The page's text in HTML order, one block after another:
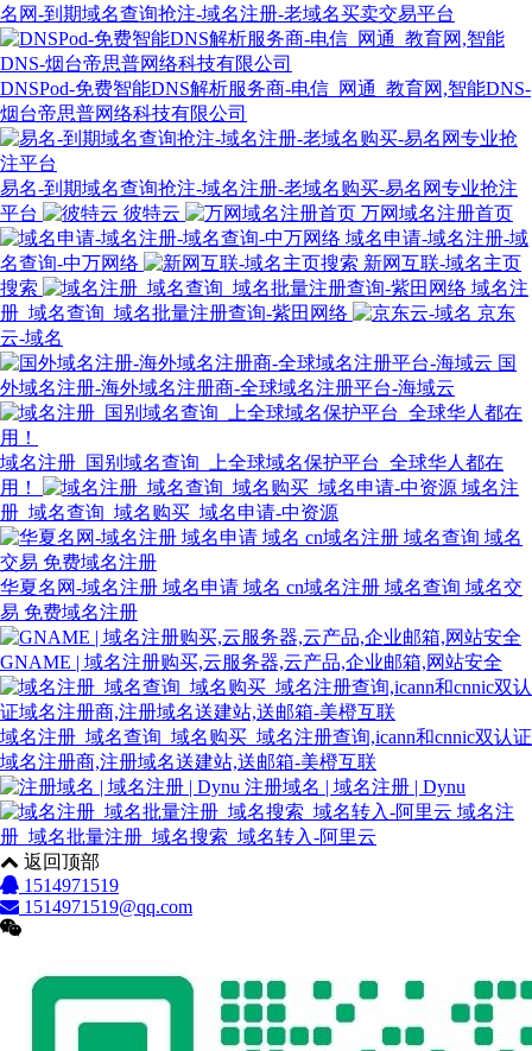
名网-到期域名查询抢注-域名注册-老域名买卖交易平台
DNSPod-免费智能DNS解析服务商-电信_网通_教育网,智能DNS-
烟台帝思普网络科技有限公司
易名-到期域名查询抢注-域名注册-老域名购买-易名网专业抢注
平台
彼特云
万网域名注册首页
域名申请-域名注册-域
名查询-中万网络
新网互联-域名主页
搜索
域名注
册_域名查询_域名批量注册查询-紫田网络
京东
云-域名
国
外域名注册-海外域名注册商-全球域名注册平台-海域云
域名注册_国别域名查询_上全球域名保护平台_全球华人都在
用！
域名注
册_域名查询_域名购买_域名申请-中资源
华夏名网-域名注册 域名申请 域名 cn域名注册 域名查询 域名交
易 免费域名注册
GNAME | 域名注册购买,云服务器,云产品,企业邮箱,网站安全
域名注册_域名查询_域名购买_域名注册查询,icann和cnnic双认证
域名注册商,注册域名送建站,送邮箱-美橙互联
注册域名 | 域名注册 | Dynu
域名注
册_域名批量注册_域名搜索_域名转入-阿里云
返回顶部
1514971519
1514971519@qq.com